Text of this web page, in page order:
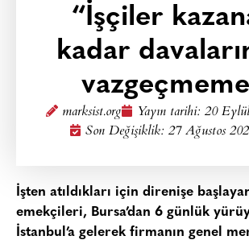
“İşçiler
kadar
marksist.org Yayın tarihi: 20
Son Değişiklik: 27 Ağustos
İşten atıldıkları için direnişe
emekçileri, Bursa’dan 6 günlük
İstanbul’a gelerek firmanın genel